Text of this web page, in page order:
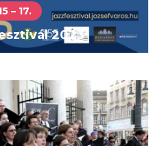
– 17.
2023